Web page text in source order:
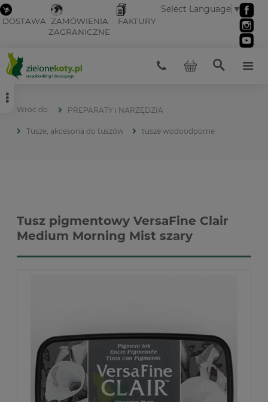
DOSTAWA ZAMÓWIENIA
ZAGRANICZNE
FAKTURY
Select Language ▼
PREPARATY i NARZĘDZIA
Tusze, akcesoria do tuszów tusze wodoodporne
Tusz pigmentowy VersaFine Clair
Medium Morning Mist szary